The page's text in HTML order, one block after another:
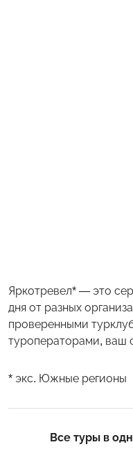
Яркотревел* — это
дня от разных
проверенными
туроператорами, ваш
* экс. Южные регионы
Все туры в